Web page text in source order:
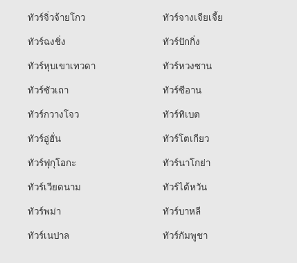
ทัวร์จิ่วจ้ายโกว ทัวร์จางเจียเจี้ย
ทัวร์ฉงชิ่ง ทัวร์ปักกิ่ง
ทัวร์หุบเขาเทวดา ทัวร์หวงซาน
ทัวร์ซัวเถา ทัวร์ซีอาน
ทัวร์กวางโจว ทัวร์ทิเบต
ทัวร์อู่ฮั่น ทัวร์โตเกียว
ทัวร์ฟุกุโอกะ ทัวร์นาโกย่า
ทัวร์เวียดนาม ทัวร์ไต้หวัน
ทัวร์พม่า ทัวร์บาหลี
ทัวร์เนปาล ทัวร์กัมพูชา